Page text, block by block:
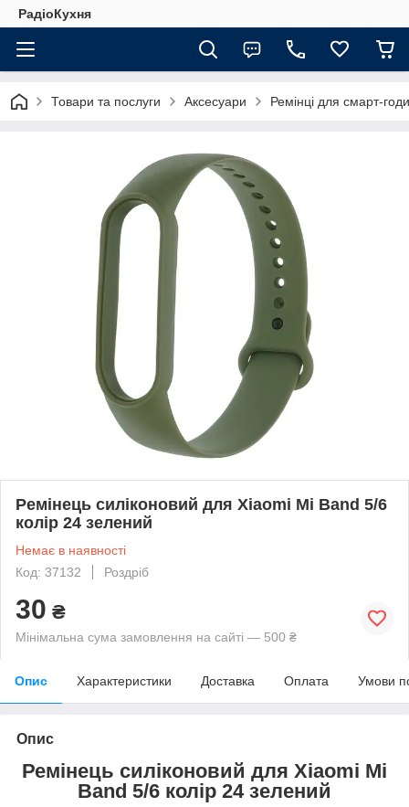
РадіоКухня
Товари та послуги Аксесуари Ремінці для смарт-
Ремінець силіконовий для Xiaomi Mi Band 5/6
колір 24 зелений
Немає в наявності
Код: 37132
Роздріб
30 ₴
Мінімальна сума замовлення на сайті — 500 ₴
Опис Характеристики Доставка Оплата Умови
Опис
Ремінець силіконовий для Xiaomi Mi
Band 5/6 колір 24 зелений